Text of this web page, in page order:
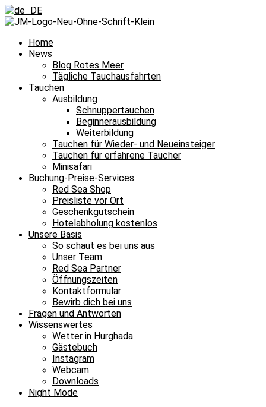
Home
News
Blog Rotes Meer
Tägliche Tauchausfahrten
Tauchen
Ausbildung
Schnuppertauchen
Beginnerausbildung
Weiterbildung
Tauchen für Wieder- und Neueinsteiger
Tauchen für erfahrene Taucher
Minisafari
Buchung-Preise-Services
Red Sea Shop
Preisliste vor Ort
Geschenkgutschein
Hotelabholung kostenlos
Unsere Basis
So schaut es bei uns aus
Unser Team
Red Sea Partner
Öffnungszeiten
Kontaktformular
Bewirb dich bei uns
Fragen und Antworten
Wissenswertes
Wetter in Hurghada
Gästebuch
Instagram
Webcam
Downloads
Night Mode